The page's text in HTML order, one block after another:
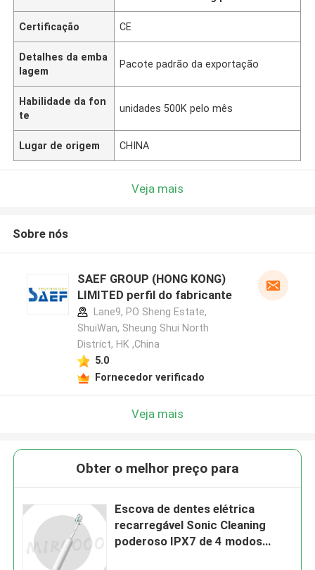
Certificação CE
Detalhes da emba
lagem
Pacote padrão da exportação
Habilidade da fon
te
unidades 500K pelo mês
Lugar de origem CHINA
Veja mais
Sobre nós
SAEF GROUP (HONG KONG)
LIMITED perfil do fabricante
Lane9, PO Sheng Estate,
ShuiWan, Sheung Shui North
District, HK ,China
5.0
Fornecedor verificado
Veja mais
Obter o melhor preço para
Escova de dentes elétrica
recarregável Sonic Cleaning
poderoso IPX7 de 4 modos